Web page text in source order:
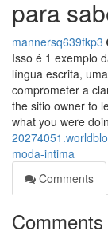
para
mannersq639fkp3
Isso é 1 exemplo
língua escrita,
comprometer a
the sitio owner to
what you were
moda-intima
Comments
Comments